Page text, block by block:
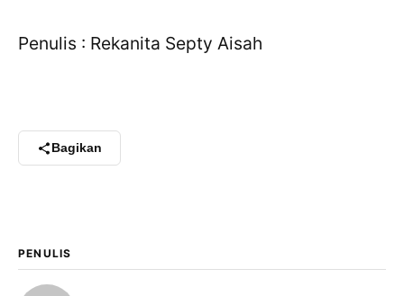
Penulis : Rekanita Septy Aisah
Bagikan
PENULIS
Bagikan Tulisan Ini